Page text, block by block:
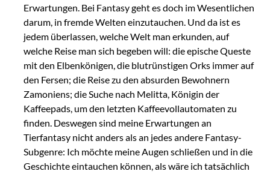
Erwartungen. Bei Fantasy geht es doch im Wesentlichen
darum, in fremde Welten einzutauchen. Und da ist es
jedem überlassen, welche Welt man erkunden, auf
welche Reise man sich begeben will: die epische Queste
mit den Elbenkönigen, die blutrünstigen Orks immer auf
den Fersen; die Reise zu den absurden Bewohnern
Zamoniens; die Suche nach Melitta, Königin der
Kaffeepads, um den letzten Kaffeevollautomaten zu
finden. Deswegen sind meine Erwartungen an
Tierfantasy nicht anders als an jedes andere Fantasy-
Subgenre: Ich möchte meine Augen schließen und in die
Geschichte eintauchen können, als wäre ich tatsächlich